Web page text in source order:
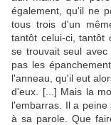
également, qu'il ne
tous trois d'un
tantôt celui-ci, tantôt
se trouvait seul
pas les
l'anneau, qu'il eut
d'eux. [...] Mais la
l'embarras. Il a
à sa parole. Que